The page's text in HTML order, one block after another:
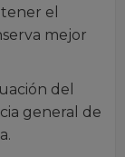
el
mejor
del
general de